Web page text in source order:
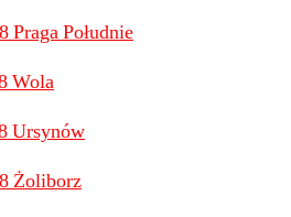
Praga Południe
Wola
Ursynów
Żoliborz